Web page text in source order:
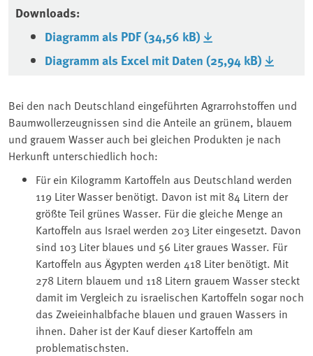
Downloads:
Diagramm als PDF (34,56 kB)
Diagramm als Excel mit Daten (25,94 kB)
Bei den nach Deutschland eingeführten Agrarrohstoffen und
Baumwollerzeugnissen sind die Anteile an grünem, blauem
und grauem Wasser auch bei gleichen Produkten je nach
Herkunft unterschiedlich hoch:
Für ein Kilogramm Kartoffeln aus Deutschland werden
119 Liter Wasser benötigt. Davon ist mit 84 Litern der
größte Teil grünes Wasser. Für die gleiche Menge an
Kartoffeln aus Israel werden 203 Liter eingesetzt. Davon
sind 103 Liter blaues und 56 Liter graues Wasser. Für
Kartoffeln aus Ägypten werden 418 Liter benötigt. Mit
278 Litern blauem und 118 Litern grauem Wasser steckt
damit im Vergleich zu israelischen Kartoffeln sogar noch
das Zweieinhalbfache blauen und grauen Wassers in
ihnen. Daher ist der Kauf dieser Kartoffeln am
problematischsten.